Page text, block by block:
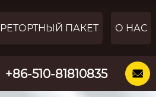
РЕТОРТНЫЙ ПАКЕТ О НАС
+86-510-81810835 